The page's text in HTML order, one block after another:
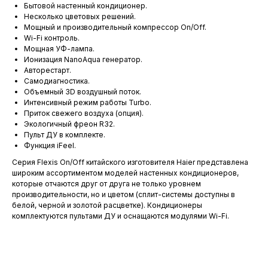
Бытовой настенный кондиционер.
Несколько цветовых решений.
Мощный и производительный компрессор On/Off.
Wi-Fi контроль.
Мощная УФ-лампа.
Ионизация NanoAqua генератор.
Авторестарт.
Самодиагностика.
Объемный 3D воздушный поток.
Интенсивный режим работы Turbo.
Приток свежего воздуха (опция).
Экологичный фреон R32.
Пульт ДУ в комплекте.
Функция iFeel.
Серия Flexis On/Off китайского изготовителя Haier представлена
широким ассортиментом моделей настенных кондиционеров,
которые отчаются друг от друга не только уровнем
производительности, но и цветом (сплит-системы доступны в
белой, черной и золотой расцветке). Кондиционеры
комплектуются пультами ДУ и оснащаются модулями Wi-Fi.